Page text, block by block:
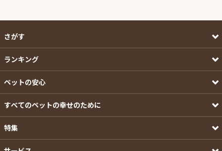
さがす
ランキング
ペットの安心
すべてのペットの幸せのために
特集